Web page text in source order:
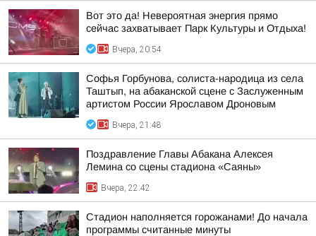
Вот это да! Невероятная энергия прямо
сейчас захватывает Парк Культуры и Отдыха!
Вчера, 20:54
Софья Горбунова, солиста-народица из села
Таштып, на абаканской сцене с Заслуженным
артистом России Ярославом Дроновым
Вчера, 21:48
Поздравление Главы Абакана Алексея
Лемина со сцены стадиона «Саяны»
Вчера, 22:42
Стадион наполняется горожанами! До начала
программы считанные минуты